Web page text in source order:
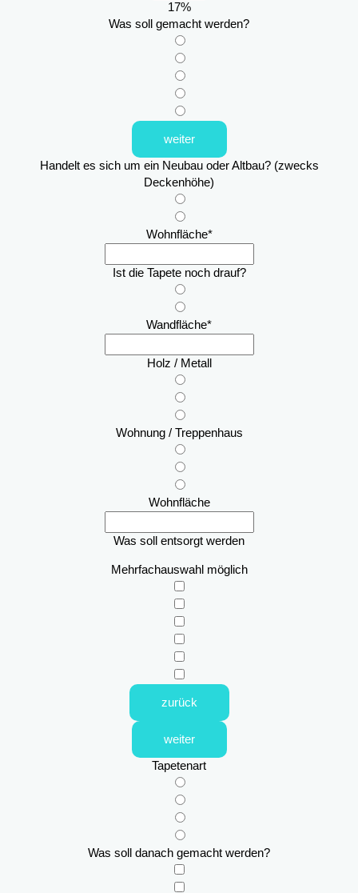
17%
Was soll gemacht werden?
weiter
Handelt es sich um ein Neubau oder Altbau? (zwecks
Deckenhöhe)
Wohnfläche*
Ist die Tapete noch drauf?
Wandfläche*
Holz / Metall
Wohnung / Treppenhaus
Wohnfläche
Was soll entsorgt werden
Mehrfachauswahl möglich
zurück
weiter
Tapetenart
Was soll danach gemacht werden?